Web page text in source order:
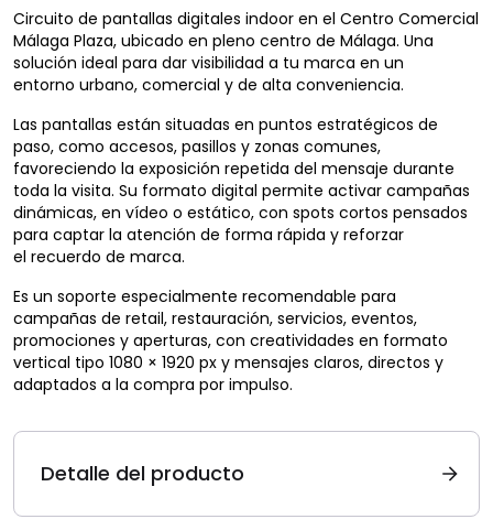
Circuito de pantallas digitales indoor en el Centro Comercial
Málaga Plaza, ubicado en pleno centro de Málaga. Una
solución ideal para dar visibilidad a tu marca en un
entorno urbano, comercial y de alta conveniencia.
Las pantallas están situadas en puntos estratégicos de
paso, como accesos, pasillos y zonas comunes,
favoreciendo la exposición repetida del mensaje durante
toda la visita. Su formato digital permite activar campañas
dinámicas, en vídeo o estático, con spots cortos pensados
para captar la atención de forma rápida y reforzar
el recuerdo de marca.
Es un soporte especialmente recomendable para
campañas de retail, restauración, servicios, eventos,
promociones y aperturas, con creatividades en formato
vertical tipo 1080 × 1920 px y mensajes claros, directos y
adaptados a la compra por impulso.
Detalle del producto